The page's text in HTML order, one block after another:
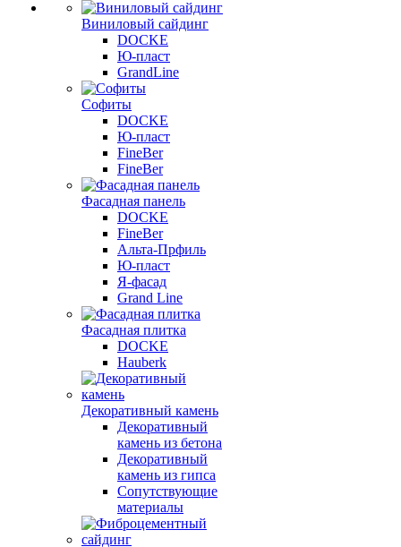
Виниловый сайдинг
DOCKE
Ю-пласт
GrandLine
Софиты
DOCKE
Ю-пласт
FineBer
FineBer
Фасадная панель
DOCKE
FineBer
Альта-Прфиль
Ю-пласт
Я-фасад
Grand Line
Фасадная плитка
DOCKE
Hauberk
Декоративный камень
Декоративный
камень из бетона
Декоративный
камень из гипса
Сопутствующие
материалы